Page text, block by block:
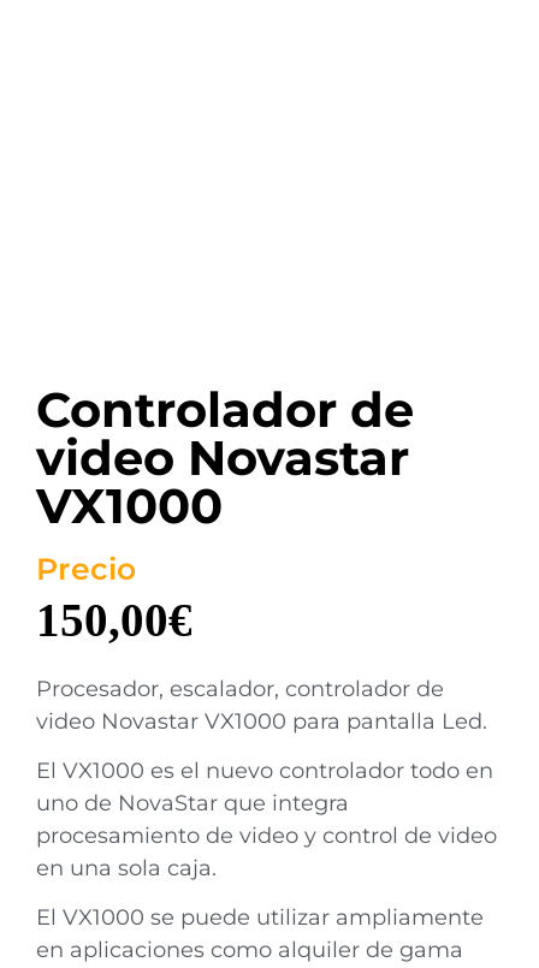
Controlador de
video Novastar
VX1000
Precio
150,00€
Procesador, escalador, controlador de
video Novastar VX1000 para pantalla Led.
El VX1000 es el nuevo controlador todo en
uno de NovaStar que integra
procesamiento de video y control de video
en una sola caja.
El VX1000 se puede utilizar ampliamente
en aplicaciones como alquiler de gama